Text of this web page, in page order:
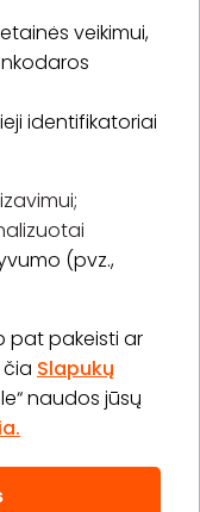
veikimui,
identifikatoriai
(pvz.,
pat pakeisti ar
Slapukų
naudos jūsų